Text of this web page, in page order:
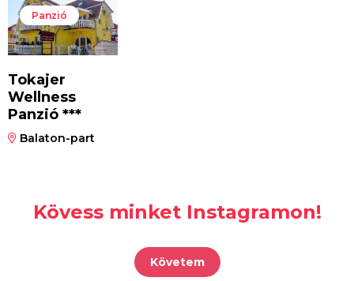
Panzió
Tokajer
Wellness
Panzió ***
Balaton-part
Kövess minket Instagramon!
Követem